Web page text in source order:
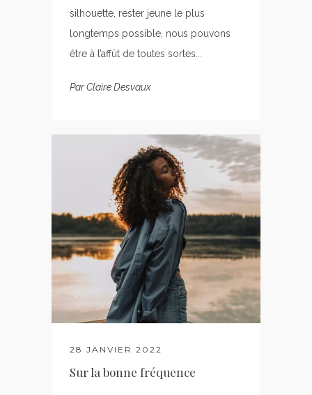
silhouette, rester jeune le plus
longtemps possible, nous pouvons
être à l’affût de toutes sortes...
ParClaire Desvaux
28 JANVIER 2022
Sur la bonne fréquence